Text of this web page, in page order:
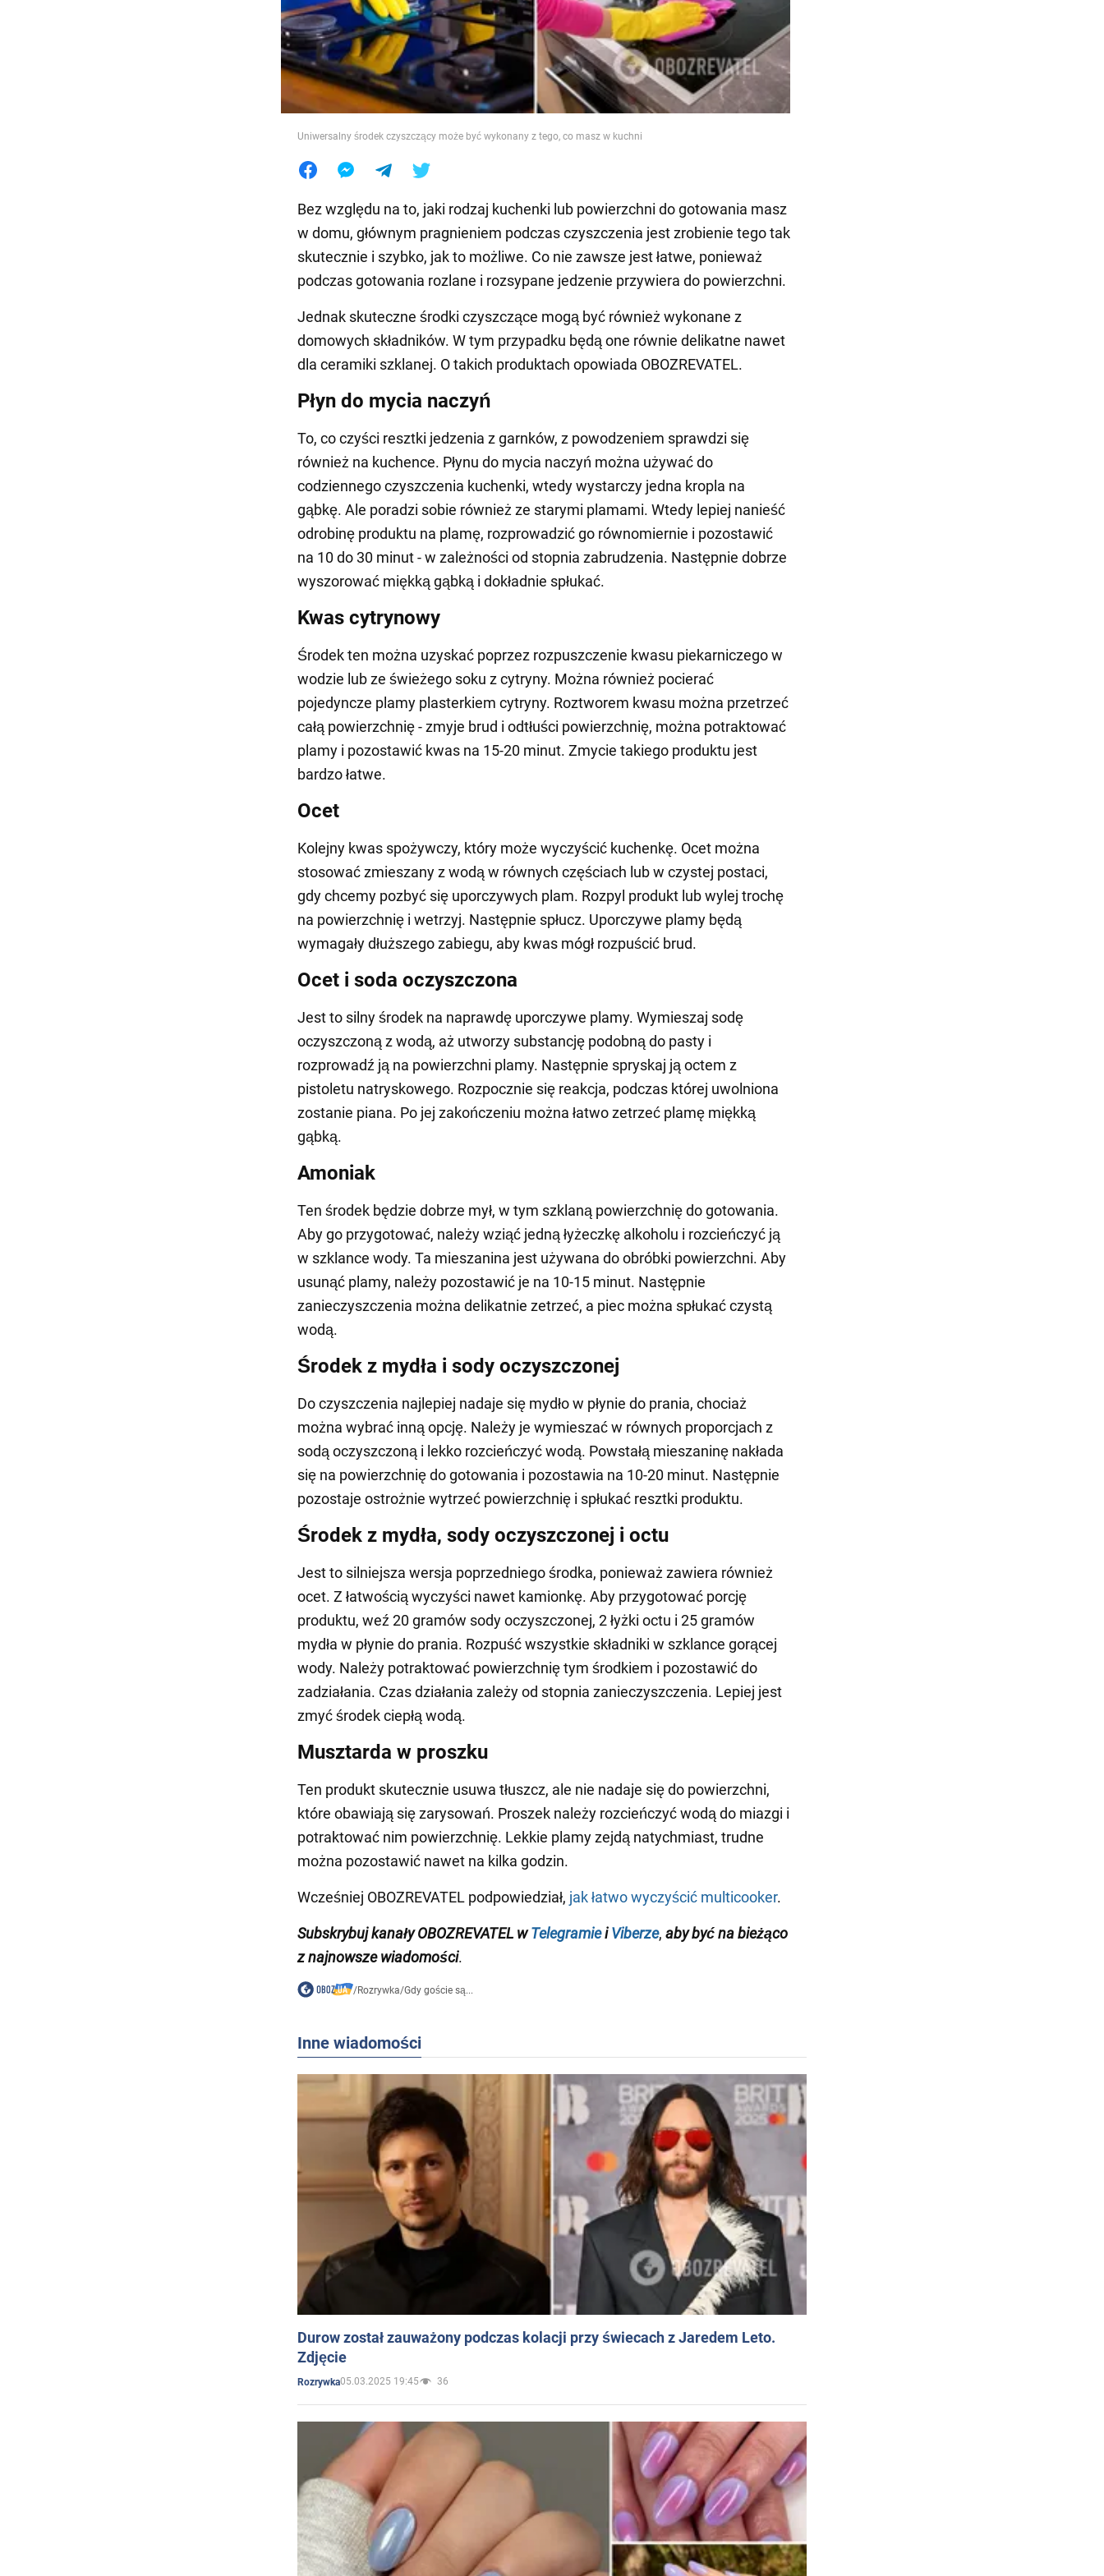
Jedzenie
Uniwersalny środek czyszczący może być wykonany z tego, co masz w kuchni
Bez względu na to, jaki rodzaj kuchenki lub powierzchni do gotowania masz
w domu, głównym pragnieniem podczas czyszczenia jest zrobienie tego tak
skutecznie i szybko, jak to możliwe. Co nie zawsze jest łatwe, ponieważ
podczas gotowania rozlane i rozsypane jedzenie przywiera do powierzchni.
Jednak skuteczne środki czyszczące mogą być również wykonane z
domowych składników. W tym przypadku będą one równie delikatne nawet
dla ceramiki szklanej. O takich produktach opowiada OBOZREVATEL.
Płyn do mycia naczyń
To, co czyści resztki jedzenia z garnków, z powodzeniem sprawdzi się
również na kuchence. Płynu do mycia naczyń można używać do
codziennego czyszczenia kuchenki, wtedy wystarczy jedna kropla na
gąbkę. Ale poradzi sobie również ze starymi plamami. Wtedy lepiej nanieść
odrobinę produktu na plamę, rozprowadzić go równomiernie i pozostawić
na 10 do 30 minut - w zależności od stopnia zabrudzenia. Następnie dobrze
wyszorować miękką gąbką i dokładnie spłukać.
Kwas cytrynowy
Środek ten można uzyskać poprzez rozpuszczenie kwasu piekarniczego w
wodzie lub ze świeżego soku z cytryny. Można również pocierać
pojedyncze plamy plasterkiem cytryny. Roztworem kwasu można przetrzeć
całą powierzchnię - zmyje brud i odtłuści powierzchnię, można potraktować
plamy i pozostawić kwas na 15-20 minut. Zmycie takiego produktu jest
bardzo łatwe.
Ocet
Kolejny kwas spożywczy, który może wyczyścić kuchenkę. Ocet można
stosować zmieszany z wodą w równych częściach lub w czystej postaci,
gdy chcemy pozbyć się uporczywych plam. Rozpyl produkt lub wylej trochę
na powierzchnię i wetrzyj. Następnie spłucz. Uporczywe plamy będą
wymagały dłuższego zabiegu, aby kwas mógł rozpuścić brud.
Ocet i soda oczyszczona
Jest to silny środek na naprawdę uporczywe plamy. Wymieszaj sodę
oczyszczoną z wodą, aż utworzy substancję podobną do pasty i
rozprowadź ją na powierzchni plamy. Następnie spryskaj ją octem z
pistoletu natryskowego. Rozpocznie się reakcja, podczas której uwolniona
zostanie piana. Po jej zakończeniu można łatwo zetrzeć plamę miękką
gąbką.
Amoniak
Ten środek będzie dobrze mył, w tym szklaną powierzchnię do gotowania.
Aby go przygotować, należy wziąć jedną łyżeczkę alkoholu i rozcieńczyć ją
w szklance wody. Ta mieszanina jest używana do obróbki powierzchni. Aby
usunąć plamy, należy pozostawić je na 10-15 minut. Następnie
zanieczyszczenia można delikatnie zetrzeć, a piec można spłukać czystą
wodą.
Środek z mydła i sody oczyszczonej
Do czyszczenia najlepiej nadaje się mydło w płynie do prania, chociaż
można wybrać inną opcję. Należy je wymieszać w równych proporcjach z
sodą oczyszczoną i lekko rozcieńczyć wodą. Powstałą mieszaninę nakłada
się na powierzchnię do gotowania i pozostawia na 10-20 minut. Następnie
pozostaje ostrożnie wytrzeć powierzchnię i spłukać resztki produktu.
Środek z mydła, sody oczyszczonej i octu
Jest to silniejsza wersja poprzedniego środka, ponieważ zawiera również
ocet. Z łatwością wyczyści nawet kamionkę. Aby przygotować porcję
produktu, weź 20 gramów sody oczyszczonej, 2 łyżki octu i 25 gramów
mydła w płynie do prania. Rozpuść wszystkie składniki w szklance gorącej
wody. Należy potraktować powierzchnię tym środkiem i pozostawić do
zadziałania. Czas działania zależy od stopnia zanieczyszczenia. Lepiej jest
zmyć środek ciepłą wodą.
Musztarda w proszku
Ten produkt skutecznie usuwa tłuszcz, ale nie nadaje się do powierzchni,
które obawiają się zarysowań. Proszek należy rozcieńczyć wodą do miazgi i
potraktować nim powierzchnię. Lekkie plamy zejdą natychmiast, trudne
można pozostawić nawet na kilka godzin.
Wcześniej OBOZREVATEL podpowiedział, jak łatwo wyczyścić multicooker.
Subskrybuj kanały OBOZREVATEL w Telegramiei Viberze, aby być na bieżąco
znajnowsze wiadomości.
/Rozrywka/Gdy goście są...
Inne wiadomości
Durow został zauważony podczas kolacji przy świecach z Jaredem Leto.
Zdjęcie
Rozrywka05.03.2025 19:45 36